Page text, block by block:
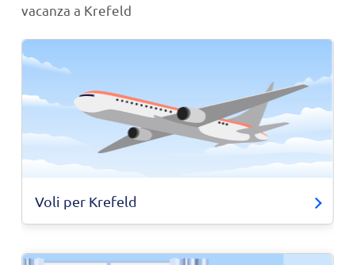
vacanza a Krefeld
Voli per Krefeld